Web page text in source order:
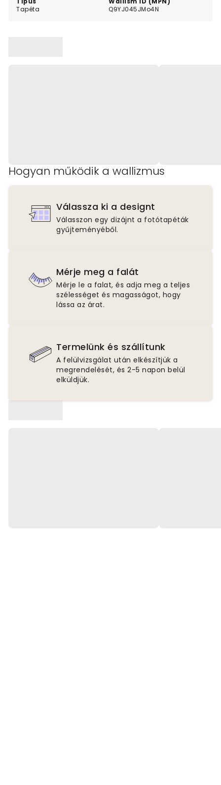
Tapéta
Q9YJ045JMo4N
Hogyan működik a wallizmus
Válassza ki a designt
Válasszon egy dizájnt a fotótapéták
gyűjteményéből.
Mérje meg a falát
Mérje le a falat, és adja meg a teljes
szélességet és magasságot, hogy
lássa az árat.
Termelünk és szállítunk
A felülvizsgálat után elkészítjük a
megrendelését, és 2-5 napon belül
elküldjük.